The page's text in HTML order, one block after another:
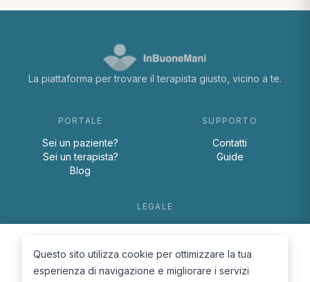
La piattaforma per trovare il terapista giusto, vicino a te.
PORTALE
Sei un paziente?
Sei un terapista?
Blog
SUPPORTO
Contatti
Guide
LEGALE
Cookie Policy
Questo sito utilizza cookie per ottimizzare la tua
esperienza di navigazione e migliorare i servizi